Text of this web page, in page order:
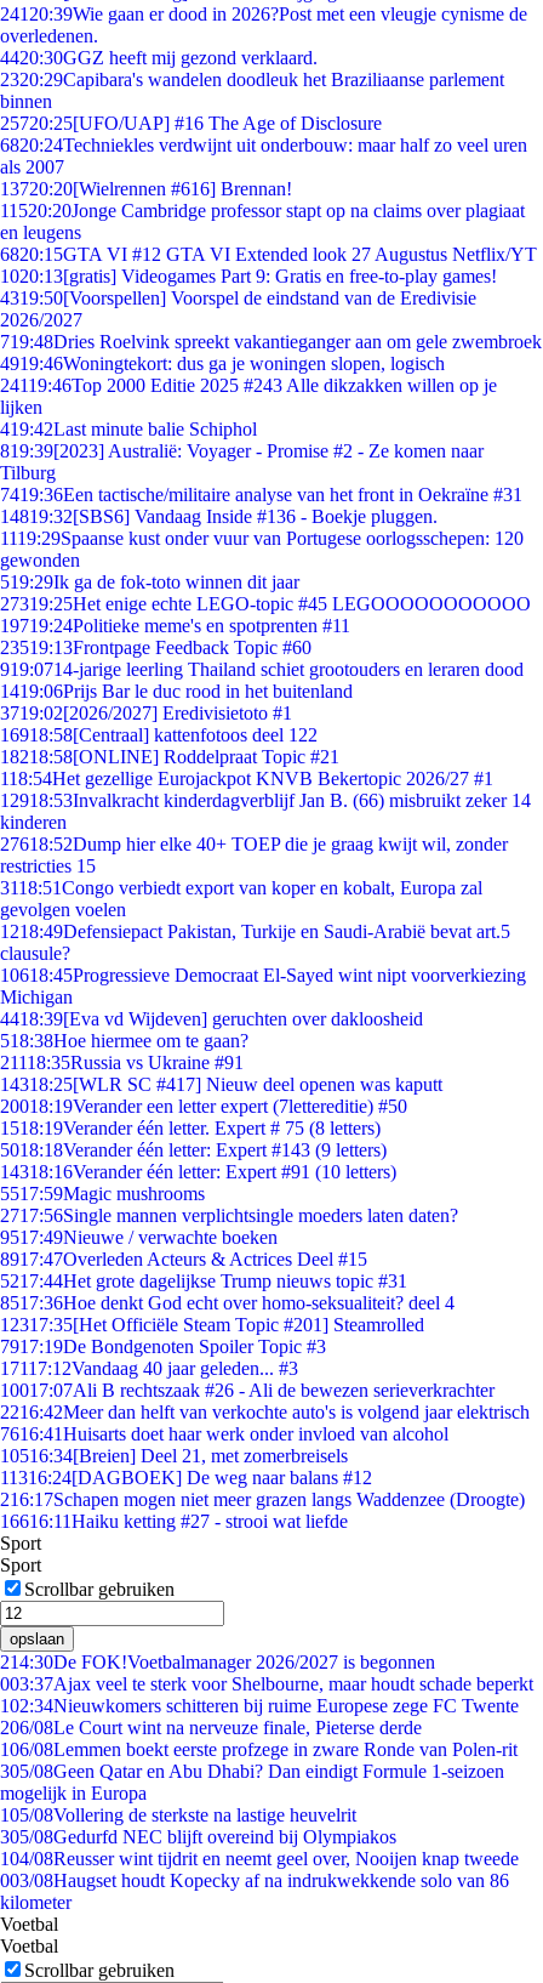
241 20:39Wie gaan er dood in 2026?Post met een vleugje cynisme de
overledenen.
4420:30GGZ heeft mij gezond verklaard.
2320:29Capibara's wandelen doodleuk het Braziliaanse parlement
binnen
25720:25[UFO/UAP] #16 The Age of Disclosure
6820:24Techniekles verdwijnt uit onderbouw: maar half zo veel uren
als 2007
13720:20[Wielrennen #616] Brennan!
11520:20Jonge Cambridge professor stapt op na claims over plagiaat
en leugens
6820:15GTA VI #12 GTA VI Extended look 27 Augustus Netflix/YT
1020:13[gratis] Videogames Part 9: Gratis en free-to-play games!
4319:50[Voorspellen] Voorspel de eindstand van de Eredivisie
2026/2027
719:48Dries Roelvink spreekt vakantieganger aan om gele zwembroek
4919:46Woningtekort: dus ga je woningen slopen, logisch
24119:46Top 2000 Editie 2025 #243 Alle dikzakken willen op je
lijken
419:42Last minute balie Schiphol
819:39[2023] Australië: Voyager - Promise #2 - Ze komen naar
Tilburg
7419:36Een tactische/militaire analyse van het front in Oekraïne #31
14819:32[SBS6] Vandaag Inside #136 - Boekje pluggen.
1119:29Spaanse kust onder vuur van Portugese oorlogsschepen: 120
gewonden
519:29Ik ga de fok-toto winnen dit jaar
27319:25Het enige echte LEGO-topic #45 LEGOOOOOOOOOOO
19719:24Politieke meme's en spotprenten #11
23519:13Frontpage Feedback Topic #60
919:0714-jarige leerling Thailand schiet grootouders en leraren dood
1419:06Prijs Bar le duc rood in het buitenland
3719:02[2026/2027] Eredivisietoto #1
16918:58[Centraal] kattenfotoos deel 122
18218:58[ONLINE] Roddelpraat Topic #21
118:54Het gezellige Eurojackpot KNVB Bekertopic 2026/27 #1
12918:53Invalkracht kinderdagverblijf Jan B. (66) misbruikt zeker 14
kinderen
27618:52Dump hier elke 40+ TOEP die je graag kwijt wil, zonder
restricties 15
3118:51Congo verbiedt export van koper en kobalt, Europa zal
gevolgen voelen
1218:49Defensiepact Pakistan, Turkije en Saudi-Arabië bevat art.5
clausule?
10618:45Progressieve Democraat El-Sayed wint nipt voorverkiezing
Michigan
4418:39[Eva vd Wijdeven] geruchten over dakloosheid
518:38Hoe hiermee om te gaan?
21118:35Russia vs Ukraine #91
14318:25[WLR SC #417] Nieuw deel openen was kaputt
20018:19Verander een letter expert (7lettereditie) #50
1518:19Verander één letter. Expert # 75 (8 letters)
5018:18Verander één letter: Expert #143 (9 letters)
14318:16Verander één letter: Expert #91 (10 letters)
5517:59Magic mushrooms
2717:56Single mannen verplichtsingle moeders laten daten?
9517:49Nieuwe / verwachte boeken
8917:47Overleden Acteurs & Actrices Deel #15
5217:44Het grote dagelijkse Trump nieuws topic #31
8517:36Hoe denkt God echt over homo-seksualiteit? deel 4
12317:35[Het Officiële Steam Topic #201] Steamrolled
7917:19De Bondgenoten Spoiler Topic #3
17117:12Vandaag 40 jaar geleden... #3
10017:07Ali B rechtszaak #26 - Ali de bewezen serieverkrachter
2216:42Meer dan helft van verkochte auto's is volgend jaar elektrisch
7616:41Huisarts doet haar werk onder invloed van alcohol
10516:34[Breien] Deel 21, met zomerbreisels
11316:24[DAGBOEK] De weg naar balans #12
216:17Schapen mogen niet meer grazen langs Waddenzee (Droogte)
16616:11Haiku ketting #27 - strooi wat liefde
Sport
Sport
Scrollbar gebruiken
opslaan
214:30De FOK!Voetbalmanager 2026/2027 is begonnen
003:37Ajax veel te sterk voor Shelbourne, maar houdt schade beperkt
102:34Nieuwkomers schitteren bij ruime Europese zege FC Twente
206/08Le Court wint na nerveuze finale, Pieterse derde
106/08Lemmen boekt eerste profzege in zware Ronde van Polen-rit
305/08Geen Qatar en Abu Dhabi? Dan eindigt Formule 1-seizoen
mogelijk in Europa
105/08Vollering de sterkste na lastige heuvelrit
305/08Gedurfd NEC blijft overeind bij Olympiakos
104/08Reusser wint tijdrit en neemt geel over, Nooijen knap tweede
003/08Haugset houdt Kopecky af na indrukwekkende solo van 86
kilometer
Voetbal
Voetbal
Scrollbar gebruiken